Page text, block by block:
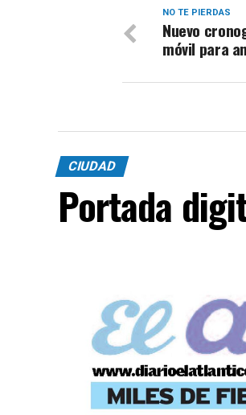
NO TE PIERDAS
Nuevo
móvil para
CIUDAD
Portada